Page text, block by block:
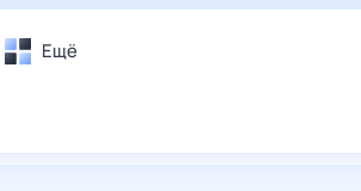
Ещё